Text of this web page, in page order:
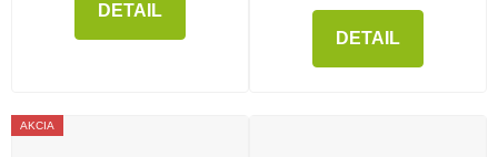
DETAIL
DETAIL
AKCIA